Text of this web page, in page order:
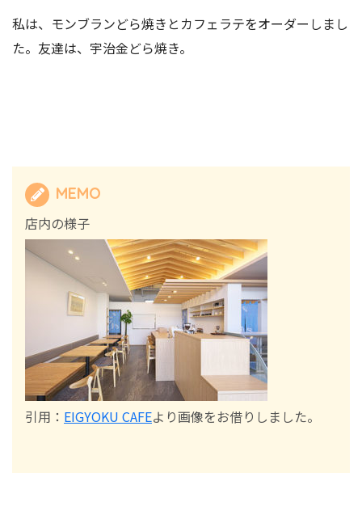
私は、モンブランどら焼きとカフェラテをオーダーしまし
た。友達は、宇治金どら焼き。
MEMO
店内の様子
引用： EIGYOKU CAFEより画像をお借りしました。